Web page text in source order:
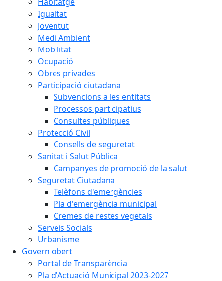
Igualtat
Joventut
Medi Ambient
Mobilitat
Ocupació
Obres privades
Participació ciutadana
Subvencions a les entitats
Processos participatius
Consultes públiques
Protecció Civil
Consells de seguretat
Sanitat i Salut Pública
Campanyes de promoció de la salut
Seguretat Ciutadana
Telèfons d'emergències
Pla d'emergència municipal
Cremes de restes vegetals
Serveis Socials
Urbanisme
Govern obert
Portal de Transparència
Pla d'Actuació Municipal 2023-2027